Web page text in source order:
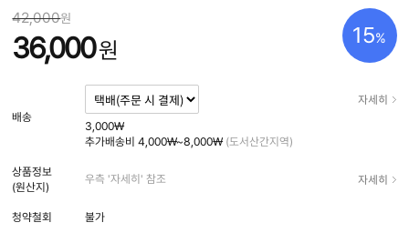
15%
42,000원
36,000원
배송
자세히
3,000₩
추가배송비 4,000₩~8,000₩ (도서산간지역)
상품정보
(원산지)
우측 '자세히' 참조 자세히
청약철회 불가